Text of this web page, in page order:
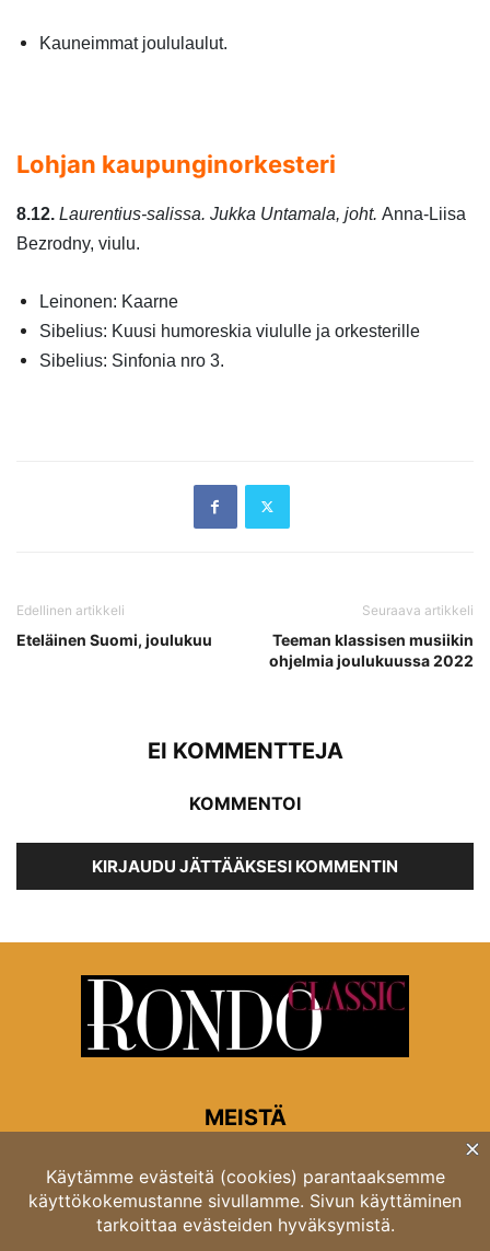
Kauneimmat joululaulut.
Lohjan kaupunginorkesteri
8.12. Laurentius-salissa. Jukka Untamala, joht. Anna-Liisa
Bezrodny, viulu.
Leinonen: Kaarne
Sibelius: Kuusi humoreskia viululle ja orkesterille
Sibelius: Sinfonia nro 3.
Edellinen artikkeli
Eteläinen Suomi, joulukuu
Seuraava artikkeli
Teeman klassisen musiikin
ohjelmia joulukuussa 2022
EI KOMMENTTEJA
KOMMENTOI
KIRJAUDU JÄTTÄÄKSESI KOMMENTIN
MEISTÄ
Rondon toimitus
Opastinsilta 6A 00520 Helsinki
Asiakaspalvelu: puh. 03 4246 5318
asiakaspalvelu@rondo.fi